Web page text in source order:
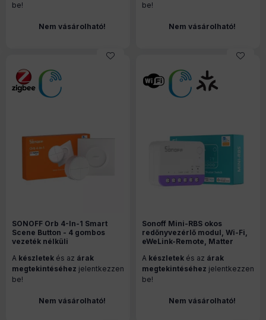
be!
Nem vásárolható!
be!
Nem vásárolható!
SONOFF Orb 4-In-1 Smart
Scene Button - 4 gombos
vezeték nélküli
eWeLink-Remote (SNZB-01M)
A készletek és az árak
megtekintéséhez jelentkezzen
be!
Nem vásárolható!
Sonoff Mini-RBS okos
redőnyvezérlő modul, Wi-Fi,
eWeLink-Remote, Matter
A készletek és az árak
megtekintéséhez jelentkezzen
be!
Nem vásárolható!